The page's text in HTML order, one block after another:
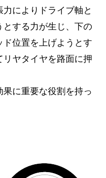
によりドライブ軸と
とする力が生じ、下の
ド位置を上げようとす
ヤタイヤを路面に押
に重要な役割を持っ